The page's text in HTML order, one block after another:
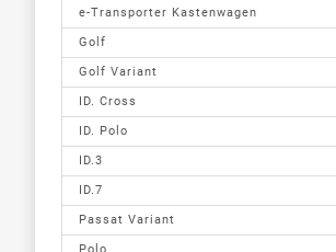
e-Transporter Kastenwagen
Golf
Golf Variant
ID. Cross
ID. Polo
ID.3
ID.7
Passat Variant